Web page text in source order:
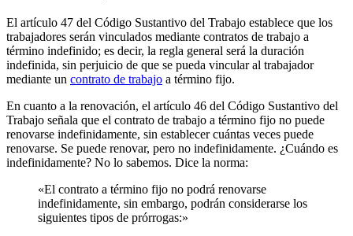
El artículo 47 del Código Sustantivo del Trabajo establece que los
trabajadores serán vinculados mediante contratos de trabajo a
término indefinido; es decir, la regla general será la duración
indefinida, sin perjuicio de que se pueda vincular al trabajador
mediante un contrato de trabajo a término fijo.
En cuanto a la renovación, el artículo 46 del Código Sustantivo del
Trabajo señala que el contrato de trabajo a término fijo no puede
renovarse indefinidamente, sin establecer cuántas veces puede
renovarse. Se puede renovar, pero no indefinidamente. ¿Cuándo es
indefinidamente? No lo sabemos. Dice la norma:
«El contrato a término fijo no podrá renovarse
indefinidamente, sin embargo, podrán considerarse los
siguientes tipos de prórrogas:»